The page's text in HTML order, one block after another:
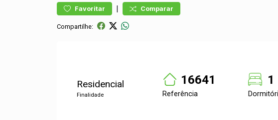
Favoritar | Comparar
Compartilhe:
Residencial
Finalidade
16641
Referência
1